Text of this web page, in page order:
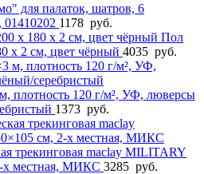
для палаток, шатров, 6
01410202 1178 руб.
Пол
х 2 см, цвет чёрный 4035 руб.
плотность 120 г/м², УФ, люверсы
1373 руб.
трекинговая maclay MILITARY
х местная, МИКС 3285 руб.